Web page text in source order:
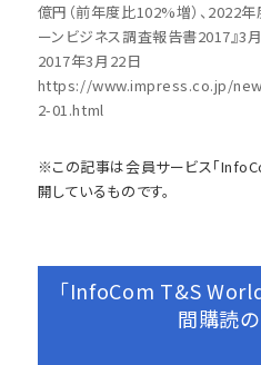
億円（前年度比102%増）、2022
ーンビジネス調査報告書2017』3月
2017年3月22日
https://www.impress.co.jp/
2-01.html
※この記事は会員サービス 「
開しているものです。
「InfoCom T&S
間購読